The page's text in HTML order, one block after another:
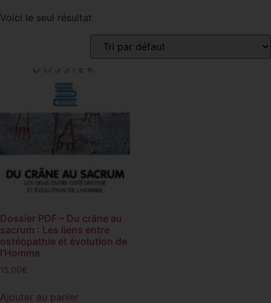
Voici le seul résultat
Dossier PDF – Du crâne au
sacrum : Les liens entre
ostéopathie et évolution de
l’Homme
15,00€
Ajouter au panier